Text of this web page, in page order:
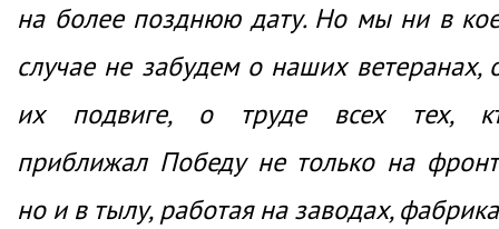
на более позднюю дату. Но мы ни в
случае не забудем о наших ветеранах,
их подвиге, о труде всех тех,
приближал Победу не только на
но и в тылу, работая на заводах,